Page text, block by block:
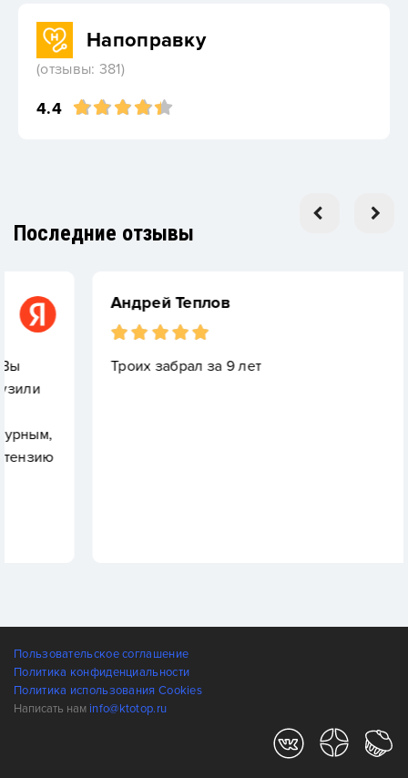
Напоправку
(отзывы: 381)
4.4
Последние отзывы
Андрей Теплов
Троих забрал за 9 лет
Пользовательское соглашение
Политика конфиденциальности
Политика использования Cookies
Написать нам info@ktotop.ru